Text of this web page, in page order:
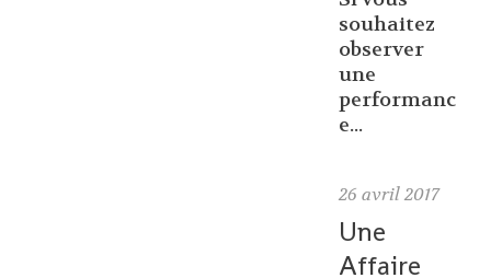
souhaitez
observer
une
performanc
e...
26 avril 2017
Une
Affaire